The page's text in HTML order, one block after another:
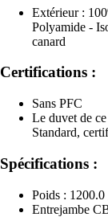
Extérieur :
Polyamide -
canard
Certifications :
Sans PFC
Le duvet de
Standard,
Spécifications :
Poids : 1200.0
Entrejambe